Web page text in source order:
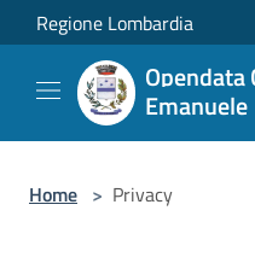
Salta al contenuto principale
Regione Lombardia
Opendata
Emanuele
Home > Privacy